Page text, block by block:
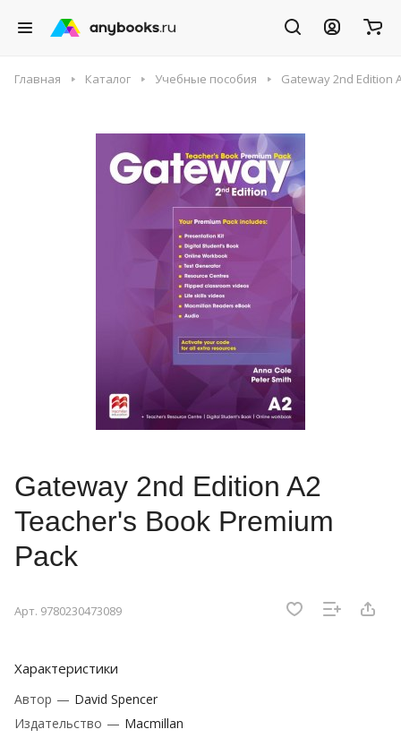
Главная Каталог Учебные пособия Gateway 2nd Edition
Gateway 2nd Edition A2
Teacher's Book Premium
Pack
Арт. 9780230473089
Характеристики
Автор — David Spencer
Издательство — Macmillan